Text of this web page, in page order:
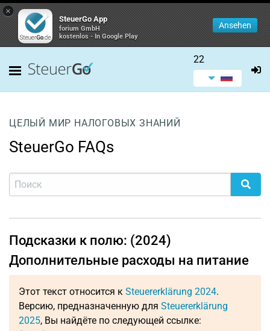
×
SteuerGo App
forium GmbH
kostenlos - In Google Play
Ansehen
22
ЦЕЛЫЙ МИР НАЛОГОВЫХ ЗНАНИЙ
SteuerGo FAQs
Подсказки к полю: (2024)
Дополнительные расходы на питание
Этот текст относится к Steuererklärung 2024.
Версию, предназначенную для Steuererklärung
2025, Вы найдёте по следующей ссылке: